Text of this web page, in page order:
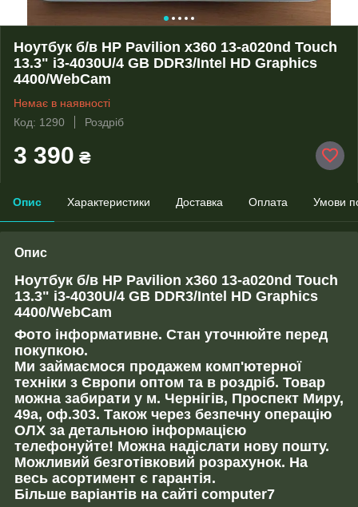
Ноутбук б/в HP Pavilion x360 13-a020nd Touch
13.3" i3-4030U/4 GB DDR3/Intel HD Graphics
4400/WebCam
Немає в наявності
Код: 1290
Роздріб
3 390 ₴
Опис Характеристики Доставка Оплата Умови
Опис
Ноутбук б/в HP Pavilion x360 13-a020nd Touch
13.3" i3-4030U/4 GB DDR3/Intel HD Graphics
4400/WebCam
Фото інформативне. Стан уточнюйте перед
покупкою.
Ми займаємося продажем комп'ютерної
техніки з Європи оптом та в роздріб. Товар
можна забирати у м. Чернігів, Проспект Миру,
49а, оф.303. Також через безпечну операцію
ОЛХ за детальною інформацією
телефонуйте! Можна надіслати нову пошту.
Можливий безготівковий розрахунок. На
весь асортимент є гарантія.
Більше варіантів на сайті computer7